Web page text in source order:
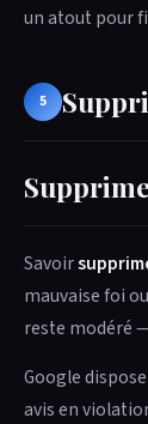
un atout pour
5
Savoir
mauvaise foi
reste modéré
Google
avis en